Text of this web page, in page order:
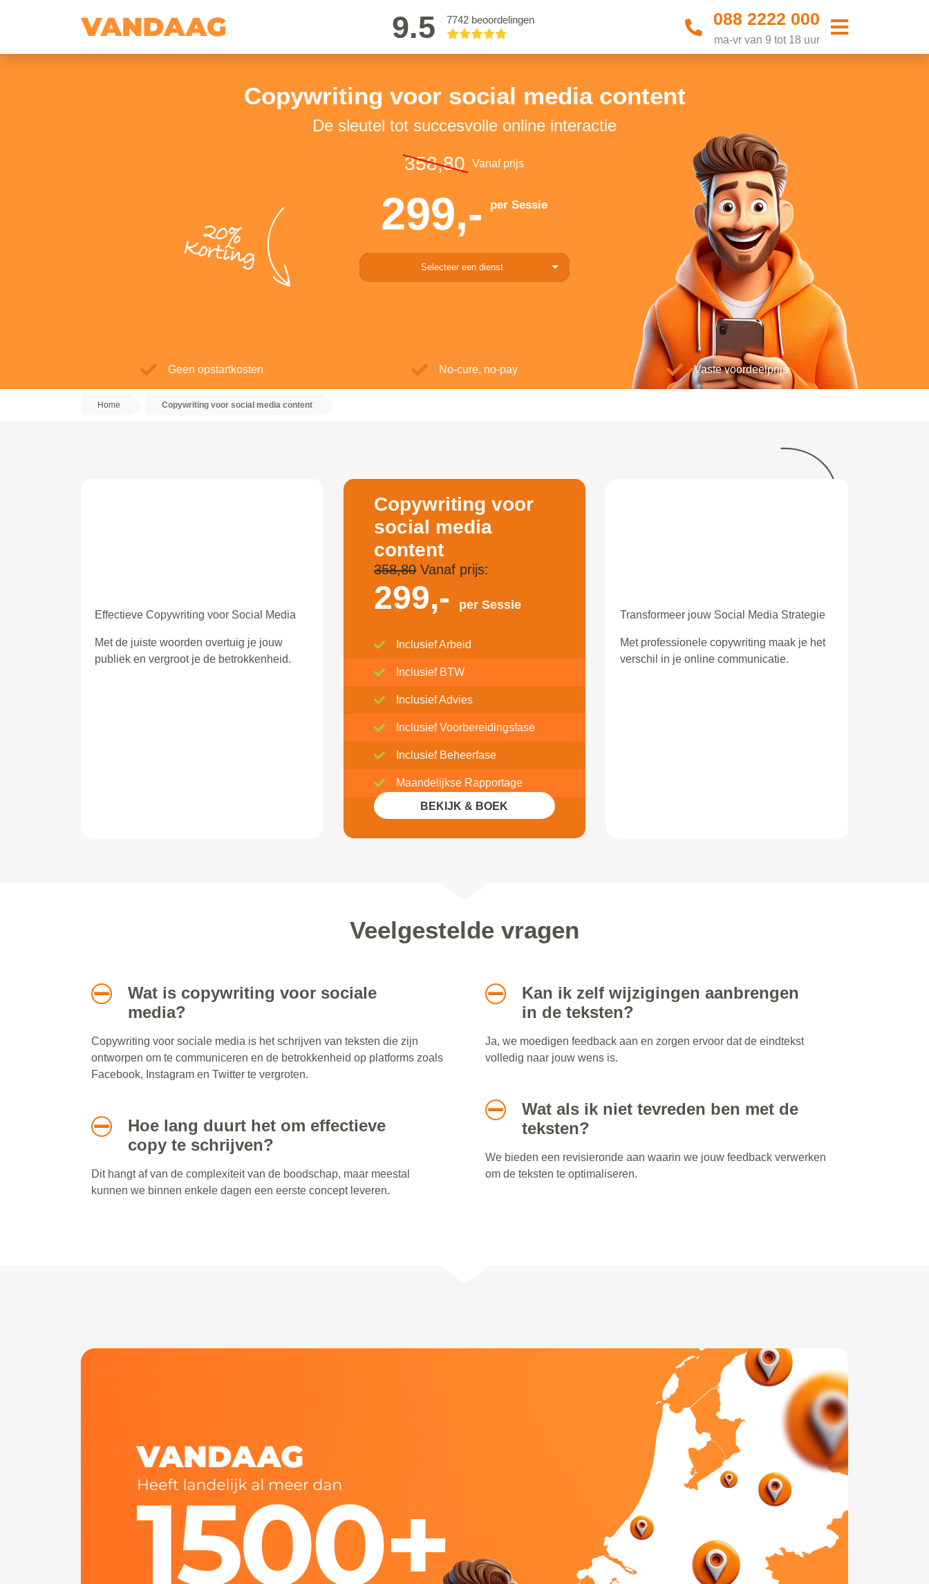
9.5 7742 beoordelingen 088 2222 000
ma-vr van 9 tot 18 uur
Copywriting voor social media content
De sleutel tot succesvolle online interactie
20%
Korting
358,80 Vanaf prijs
299,- per Sessie
Selecteer een dienst
Geen opstartkosten No-cure, no-pay Vaste voordeelprijs
Home Copywriting voor social media content
Effectieve Copywriting voor Social Media
Met de juiste woorden overtuig je jouw
publiek en vergroot je de betrokkenheid.
Copywriting voor
social media
content
358,80Vanaf prijs:
299,- per Sessie
Inclusief Arbeid
Inclusief BTW
Inclusief Advies
Inclusief Voorbereidingsfase
Inclusief Beheerfase
Maandelijkse Rapportage
Inclusief 20% Korting
BEKIJK & BOEK
Transformeer jouw Social Media Strategie
Met professionele copywriting maak je het
verschil in je online communicatie.
Veelgestelde vragen
Wat is copywriting voor sociale
media?
Copywriting voor sociale media is het schrijven van teksten die zijn
ontworpen om te communiceren en de betrokkenheid op platforms zoals
Facebook, Instagram en Twitter te vergroten.
Hoe lang duurt het om effectieve
copy te schrijven?
Dit hangt af van de complexiteit van de boodschap, maar meestal
kunnen we binnen enkele dagen een eerste concept leveren.
Kan ik zelf wijzigingen aanbrengen
in de teksten?
Ja, we moedigen feedback aan en zorgen ervoor dat de eindtekst
volledig naar jouw wens is.
Wat als ik niet tevreden ben met de
teksten?
We bieden een revisieronde aan waarin we jouw feedback verwerken
om de teksten te optimaliseren.